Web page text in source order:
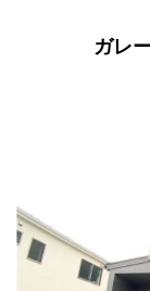
ガレ